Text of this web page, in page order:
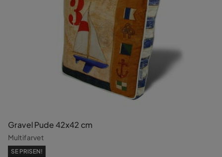
Gravel Pude 42x42 cm
Multifarvet
SE PRISEN!